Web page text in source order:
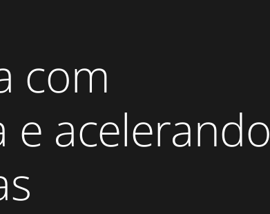
com
e acelerando